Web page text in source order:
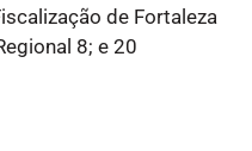
de Fortaleza
8; e 20